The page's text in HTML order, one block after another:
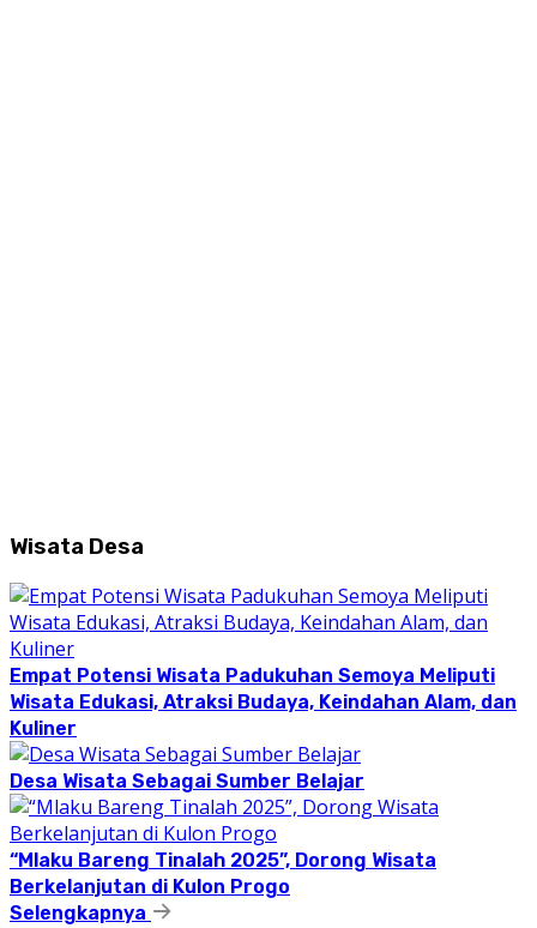
Wisata Desa
Empat Potensi Wisata Padukuhan Semoya Meliputi
Wisata Edukasi, Atraksi Budaya, Keindahan Alam, dan
Kuliner
Desa Wisata Sebagai Sumber Belajar
“Mlaku Bareng Tinalah 2025”, Dorong Wisata
Berkelanjutan di Kulon Progo
Selengkapnya